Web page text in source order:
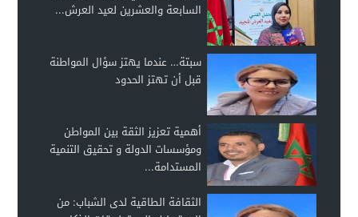
السابعة والعشرين لعيد العرش...
سبتة… عندما يهتز سؤال المواطنة
قبل أن تهتز الحدود
أهمية تعزيز الثقة بين المواطن
ومؤسسات الدولة و تحقيق التنمية
المستدامة...
الثقافة الطاقية لدى الشباب: من